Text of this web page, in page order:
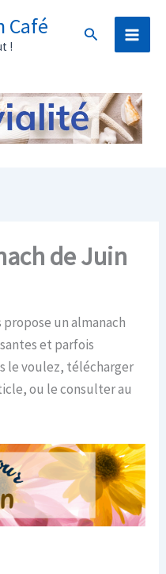
Café
!
Rechercher
de Juin
un almanach
et parfois
le voulez, télécharger
ou le consulter au